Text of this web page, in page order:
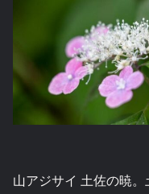
山アジサイ 土佐の暁